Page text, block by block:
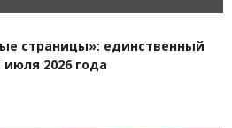
страницы»: единственный
июля 2026 года